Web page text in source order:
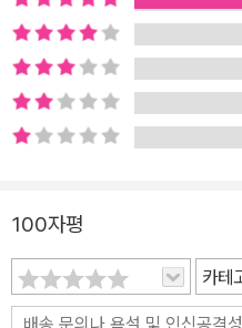
는 것처럼요! 이렇게 만든 최종
리보드를 짜거나, 건축업계에서
분야에서 유용하게 활용할
----------------------------- 최신
버전 V6 수록! 애니메이션 특화
해진 미드저니를 담았습니다. 또
니’가 V6 업데이트로 한층 강
신 업데이트 사항을 반영하여 미드저니가 어떤 방향으로 발전하고 있
는지까지 함께 소개합니
100자평
카테